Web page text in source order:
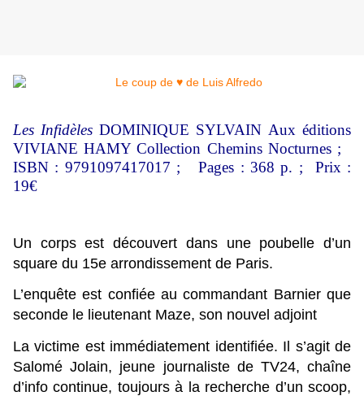
Les Infidèles DOMINIQUE SYLVAIN Aux éditions
VIVIANE HAMYCollection Chemins Nocturnes ;
ISBN : 9791097417017 ; Pages : 368 p. ; Prix :
19€
Un corps est découvert dans une poubelle d’un
square du 15e arrondissement de Paris.
L’enquête est confiée au commandant Barnier que
seconde le lieutenant Maze, son nouvel adjoint
La victime est immédiatement identifiée. Il s’agit de
Salomé Jolain, jeune journaliste de TV24, chaîne
d’info continue, toujours à la recherche d’un scoop,